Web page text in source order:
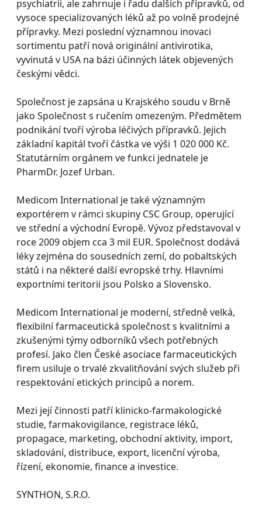
psychiatrii, ale zahrnuje i řadu dalších přípravků, od
vysoce specializovaných léků až po volně prodejné
přípravky. Mezi poslední významnou inovaci
sortimentu patří nová originální antivirotika,
vyvinutá v USA na bázi účinných látek objevených
českými vědci.
Společnost je zapsána u Krajského soudu v Brně
jako Společnost s ručením omezeným. Předmětem
podnikání tvoří výroba léčivých přípravků. Jejich
základní kapitál tvoří částka ve výši 1 020 000 Kč.
Statutárním orgánem ve funkci jednatele je
PharmDr. Jozef Urban.
Medicom International je také významným
exportérem v rámci skupiny CSC Group, operující
ve střední a východní Evropě. Vývoz představoval v
roce 2009 objem cca 3 mil EUR. Společnost dodává
léky zejména do sousedních zemí, do pobaltských
států i na některé další evropské trhy. Hlavními
exportními teritorii jsou Polsko a Slovensko.
Medicom International je moderní, středně velká,
flexibilní farmaceutická společnost s kvalitními a
zkušenými týmy odborníků všech potřebných
profesí. Jako člen České asociace farmaceutických
firem usiluje o trvalé zkvalitňování svých služeb při
respektování etických principů a norem.
Mezi její činnosti patří klinicko-farmakologické
studie, farmakovigilance, registrace léků,
propagace, marketing, obchodní aktivity, import,
skladování, distribuce, export, licenční výroba,
řízení, ekonomie, finance a investice.
SYNTHON, S.R.O.